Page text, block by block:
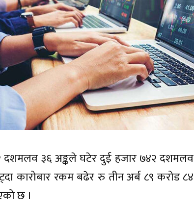
३६ अङ्कले घटेर दुई हजार ७४२ दशमलव
कारोबार रकम बढेर रु तीन अर्ब ८९ करोड ८४
छ ।